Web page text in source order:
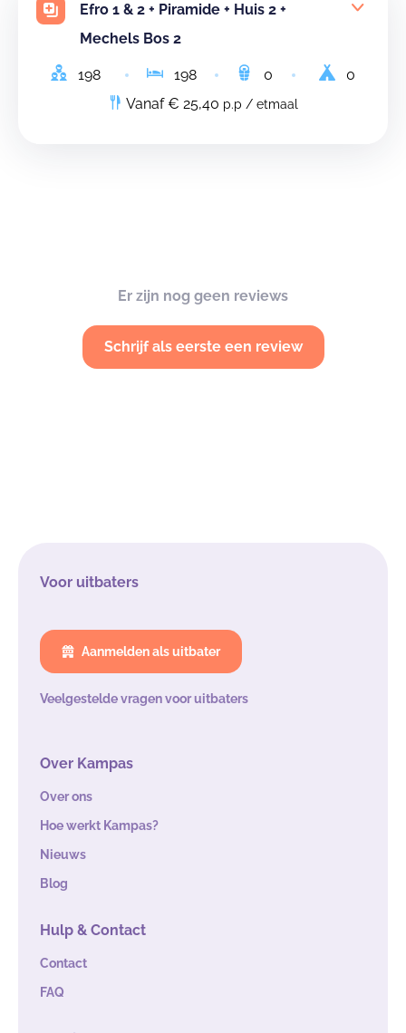
Efro 1 & 2 + Piramide + Huis 2 +
Mechels Bos 2
198 198 0
0
Vanaf € 25,40 p.p / etmaal
Er zijn nog geen reviews
Schrijf als eerste een review
Voor uitbaters
Aanmelden als uitbater
Veelgestelde vragen voor uitbaters
Over Kampas
Over ons
Hoe werkt Kampas?
Nieuws
Blog
Hulp & Contact
Contact
FAQ